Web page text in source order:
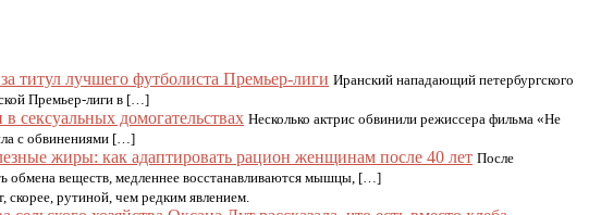
титул лучшего футболиста Премьер-лиги Иранский нападающий петербургского
Премьер-лиги в […]
сексуальных домогательствах Несколько актрис обвинили режиссера фильма «Не
с обвинениями […]
жиры: как адаптировать рацион женщинам после 40 лет После
обмена веществ, медленнее восстанавливаются мышцы, […]
скорее, рутиной, чем редким явлением.